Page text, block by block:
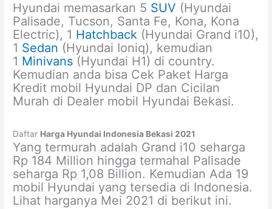
Hyundai memasarkan 5 SUV (Hyundai
Palisade, Tucson, Santa Fe, Kona, Kona
Electric), 1 Hatchback (Hyundai Grand i10),
1 Sedan (Hyundai Ioniq), kemudian
1 Minivans (Hyundai H1) di country.
Kemudian anda bisa Cek Paket Harga
Kredit mobil Hyundai DP dan Cicilan
Murah di Dealer mobil Hyundai Bekasi.
Daftar Harga Hyundai Indonesia Bekasi 2021
Yang termurah adalah Grand i10 seharga
Rp 184 Million hingga termahal Palisade
seharga Rp 1,08 Billion. Kemudian Ada 19
mobil Hyundai yang tersedia di Indonesia.
Lihat harganya Mei 2021 di berikut ini.